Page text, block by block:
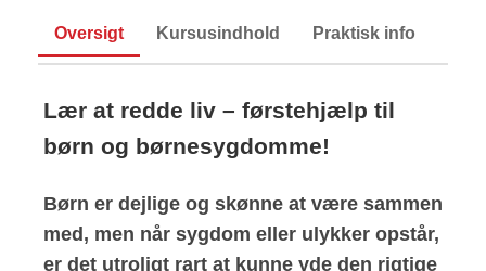
Oversigt Kursusindhold Praktisk info
Lær at redde liv – førstehjælp til
børn og børnesygdomme!
Børn er dejlige og skønne at være sammen
med, men når sygdom eller ulykker opstår,
er det utroligt rart at kunne yde den rigtige